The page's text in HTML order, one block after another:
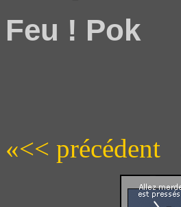
Feu ! Pok
«<< précédent